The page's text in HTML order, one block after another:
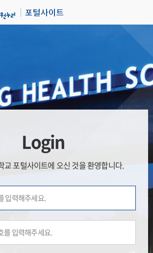
Login
교 포털사이트에 오신 것을 환영합니다.